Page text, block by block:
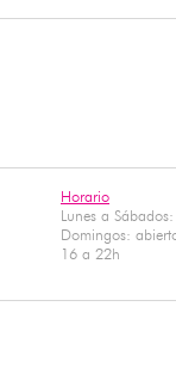
Horario
Lunes a
Domingos:
16 a 22h